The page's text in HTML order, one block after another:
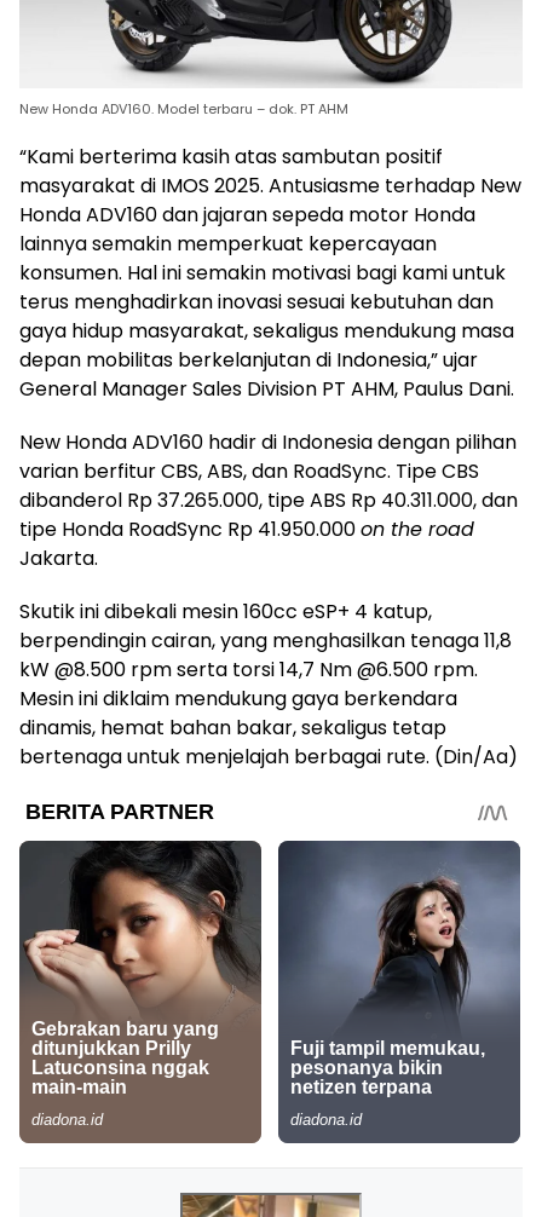
New Honda ADV160. Model terbaru – dok. PT AHM
“Kami berterima kasih atas sambutan positif
masyarakat di IMOS 2025. Antusiasme terhadap New
Honda ADV160 dan jajaran sepeda motor Honda
lainnya semakin memperkuat kepercayaan
konsumen. Hal ini semakin motivasi bagi kami untuk
terus menghadirkan inovasi sesuai kebutuhan dan
gaya hidup masyarakat, sekaligus mendukung masa
depan mobilitas berkelanjutan di Indonesia,” ujar
General Manager Sales Division PT AHM, Paulus Dani.
New Honda ADV160 hadir di Indonesia dengan pilihan
varian berfitur CBS, ABS, dan RoadSync. Tipe CBS
dibanderol Rp 37.265.000, tipe ABS Rp 40.311.000, dan
tipe Honda RoadSync Rp 41.950.000on the road
Jakarta.
Skutik ini dibekali mesin 160cc eSP+ 4 katup,
berpendingin cairan, yang menghasilkan tenaga 11,8
kW @8.500 rpm serta torsi 14,7 Nm @6.500 rpm.
Mesin ini diklaim mendukung gaya berkendara
dinamis, hemat bahan bakar, sekaligus tetap
bertenaga untuk menjelajah berbagai rute. (Din/Aa)